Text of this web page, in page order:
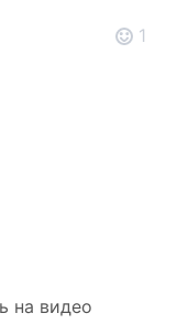
1
на видео